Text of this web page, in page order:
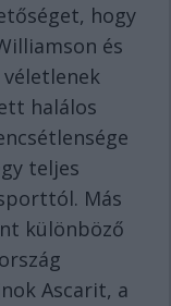
hogy
és
halálos
teljes
Más
különböző
Ascarit, a